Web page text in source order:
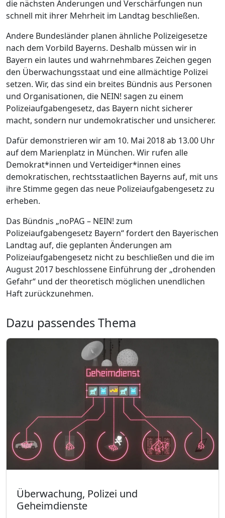
die nächsten Änderungen und Verschärfungen nun
schnell mit ihrer Mehrheit im Landtag beschließen.
Andere Bundesländer planen ähnliche Polizeigesetze
nach dem Vorbild Bayerns. Deshalb müssen wir in
Bayern ein lautes und wahrnehmbares Zeichen gegen
den Überwachungsstaat und eine allmächtige Polizei
setzen. Wir, das sind ein breites Bündnis aus Personen
und Organisationen, die NEIN! sagen zu einem
Polizeiaufgabengesetz, das Bayern nicht sicherer
macht, sondern nur undemokratischer und unsicherer.
Dafür demonstrieren wir am 10. Mai 2018 ab 13.00 Uhr
auf dem Marienplatz in München. Wir rufen alle
Demokrat*innen und Verteidiger*innen eines
demokratischen, rechtsstaatlichen Bayerns auf, mit uns
ihre Stimme gegen das neue Polizeiaufgabengesetz zu
erheben.
Das Bündnis „noPAG – NEIN! zum
Polizeiaufgabengesetz Bayern“ fordert den Bayerischen
Landtag auf, die geplanten Änderungen am
Polizeiaufgabengesetz nicht zu beschließen und die im
August 2017 beschlossene Einführung der „drohenden
Gefahr“ und der theoretisch möglichen unendlichen
Haft zurückzunehmen.
Dazu passendes Thema
Überwachung, Polizei und
Geheimdienste